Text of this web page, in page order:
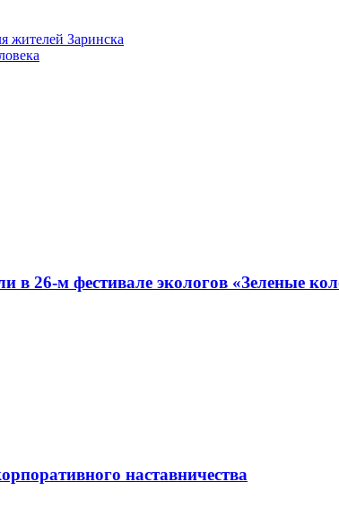
жителей Заринска
в 26-м фестивале экологов «Зеленые
наставничества